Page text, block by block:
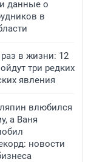
данные о
в
в жизни: 12
три редких
явления
влюбился
а Ваня
новости